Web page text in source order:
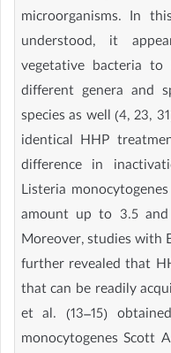
microorganisms. In
understood, it
vegetative bacteria to
different genera and
species as well (4, 23,
identical HHP
difference in
Listeria
amount up to 3.5 and
Moreover, studies with
further revealed that
that can be readily
et al. (13–15)
monocytogenes Scott